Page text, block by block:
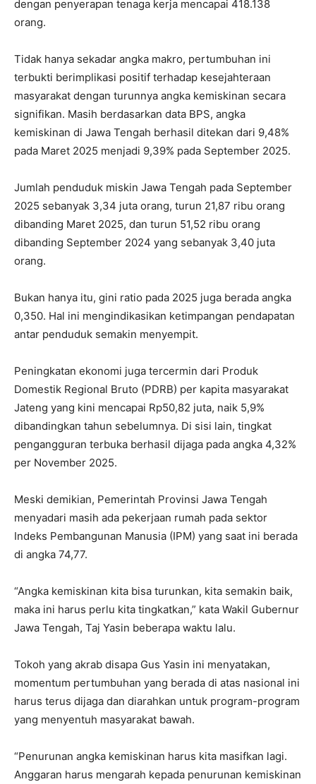
dengan penyerapan tenaga kerja mencapai 418.138
orang.
Tidak hanya sekadar angka makro, pertumbuhan ini
terbukti berimplikasi positif terhadap kesejahteraan
masyarakat dengan turunnya angka kemiskinan secara
signifikan. Masih berdasarkan data BPS, angka
kemiskinan di Jawa Tengah berhasil ditekan dari 9,48%
pada Maret 2025 menjadi 9,39% pada September 2025.
Jumlah penduduk miskin Jawa Tengah pada September
2025 sebanyak 3,34 juta orang, turun 21,87 ribu orang
dibanding Maret 2025, dan turun 51,52 ribu orang
dibanding September 2024 yang sebanyak 3,40 juta
orang.
Bukan hanya itu, gini ratio pada 2025 juga berada angka
0,350. Hal ini mengindikasikan ketimpangan pendapatan
antar penduduk semakin menyempit.
Peningkatan ekonomi juga tercermin dari Produk
Domestik Regional Bruto (PDRB) per kapita masyarakat
Jateng yang kini mencapai Rp50,82 juta, naik 5,9%
dibandingkan tahun sebelumnya. Di sisi lain, tingkat
pengangguran terbuka berhasil dijaga pada angka 4,32%
per November 2025.
Meski demikian, Pemerintah Provinsi Jawa Tengah
menyadari masih ada pekerjaan rumah pada sektor
Indeks Pembangunan Manusia (IPM) yang saat ini berada
di angka 74,77.
“Angka kemiskinan kita bisa turunkan, kita semakin baik,
maka ini harus perlu kita tingkatkan,” kata Wakil Gubernur
Jawa Tengah, Taj Yasin beberapa waktu lalu.
Tokoh yang akrab disapa Gus Yasin ini menyatakan,
momentum pertumbuhan yang berada di atas nasional ini
harus terus dijaga dan diarahkan untuk program-program
yang menyentuh masyarakat bawah.
“Penurunan angka kemiskinan harus kita masifkan lagi.
Anggaran harus mengarah kepada penurunan kemiskinan